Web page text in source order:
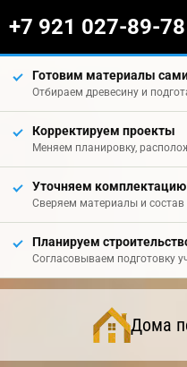
+7 921 027-89-78
Готовим материалы
Отбираем древесину и
Корректируем проекты
Меняем планировку,
Уточняем комплектацию
Сверяем материалы и состав
Планируем
Согласовываем подготовку
Дома